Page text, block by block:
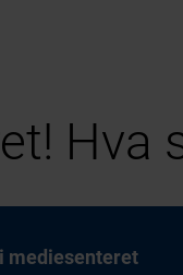
Hva
mediesenteret